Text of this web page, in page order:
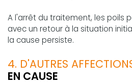
A l'arrêt du traitement, les poils
avec un retour à la situation
la cause persiste.
4. D'AUTRES
EN CAUSE